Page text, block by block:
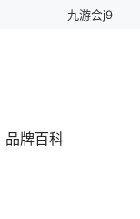
九游会j9
品牌百科